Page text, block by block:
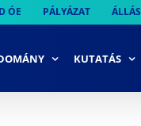
ÓE PÁLYÁZAT ÁLLÁS
KUTATÁS